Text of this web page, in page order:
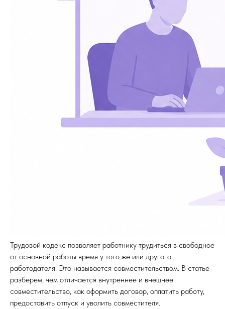
Трудовой кодекс позволяет работнику трудиться в свободное
от основной работы время у того же или другого
работодателя. Это называется совместительством. В статье
разберем, чем отличается внутреннее и внешнее
совместительство, как оформить договор, оплатить работу,
предоставить отпуск и уволить совместителя.